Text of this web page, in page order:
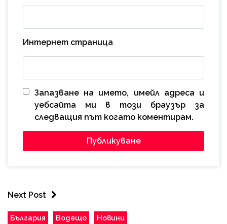
Интернет страница
Запазване на името, имейл адреса и
уебсайта ми в този браузър за
следващия път когато коментирам.
Next Post
България Водещо Новини